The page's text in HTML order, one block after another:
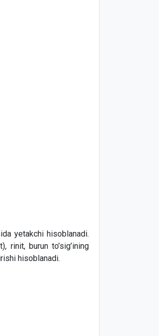
yetakchi hisoblanadi.
rinit, burun to’sig’ining
hisoblanadi.